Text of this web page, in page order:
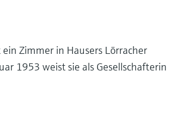
Zimmer in Hausers Lörracher
1953 weist sie als Gesellschafterin